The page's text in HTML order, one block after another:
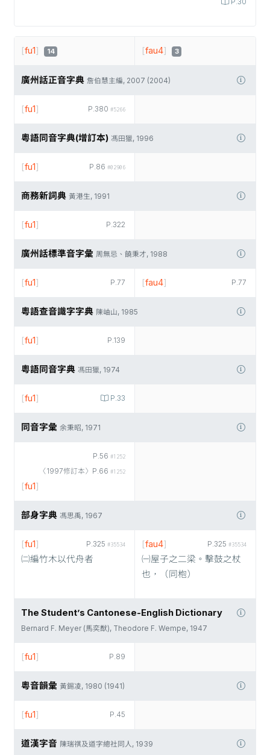
P.30
[fu1] 14 [fau4] 3
廣州話正音字典 詹伯慧主編, 2007 (2004)
P.380 #5266
[fu1]
粵語同音字典(增訂本) 馮田獵, 1996
P.86 #02906
[fu1]
商務新詞典 黃港生, 1991
P.322
[fu1]
廣州話標準音字彙 周無忌、饒秉才, 1988
P.77
[fu1] P.77
[fau4]
粵語查音識字字典 陳岫山, 1985
P.139
[fu1]
粵語同音字典 馮田獵, 1974
P.33
[fu1]
同音字彙 余秉昭, 1971
P.56 #1252
〈1997修訂本〉P.66 #1252
[fu1]
部身字典 馮思禹, 1967
P.325 #35534
[fu1]
㈡編竹木以代舟者
P.325 #35534
[fau4]
㈠屋子之二梁。擊鼓之杖
也，（同枹）
The Student’s Cantonese-English Dictionary
Bernard F. Meyer (馬奕猷), Theodore F. Wempe, 1947
P.89
[fu1]
粵音韻彙 黃錫凌, 1980 (1941)
P.45
[fu1]
道漢字音 陳瑞祺及道字總社同人, 1939